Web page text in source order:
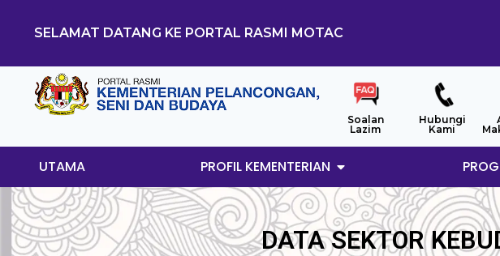
SELAMAT DATANG KE PORTAL RASMI MOTAC
Soalan
Lazim
Hubungi
Kami
UTAMA PROFIL KEMENTERIAN
DATA SEKTOR